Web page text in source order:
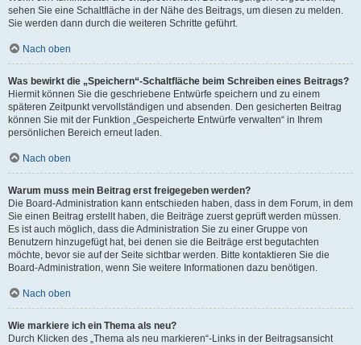
sehen Sie eine Schaltfläche in der Nähe des Beitrags, um diesen zu melden.
Sie werden dann durch die weiteren Schritte geführt.
Nach oben
Was bewirkt die „Speichern“-Schaltfläche beim Schreiben eines Beitrags?
Hiermit können Sie die geschriebene Entwürfe speichern und zu einem
späteren Zeitpunkt vervollständigen und absenden. Den gesicherten Beitrag
können Sie mit der Funktion „Gespeicherte Entwürfe verwalten“ in Ihrem
persönlichen Bereich erneut laden.
Nach oben
Warum muss mein Beitrag erst freigegeben werden?
Die Board-Administration kann entschieden haben, dass in dem Forum, in dem
Sie einen Beitrag erstellt haben, die Beiträge zuerst geprüft werden müssen.
Es ist auch möglich, dass die Administration Sie zu einer Gruppe von
Benutzern hinzugefügt hat, bei denen sie die Beiträge erst begutachten
möchte, bevor sie auf der Seite sichtbar werden. Bitte kontaktieren Sie die
Board-Administration, wenn Sie weitere Informationen dazu benötigen.
Nach oben
Wie markiere ich ein Thema als neu?
Durch Klicken des „Thema als neu markieren“-Links in der Beitragsansicht